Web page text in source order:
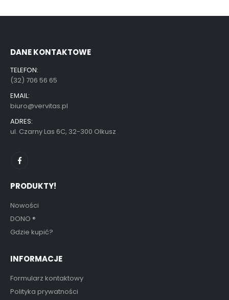
DANE KONTAKTOWE
TELEFON:
(32) 706 56 65
EMAIL:
biuro@vervitas.pl
ADRES:
ul. Czarny Las 6C, 32-300 Olkusz
PRODUKTY!
Nowości
DONO ®
Gdzie kupić?
INFORMACJE
Formularz kontaktowy
Polityka prywatności